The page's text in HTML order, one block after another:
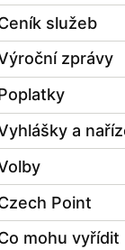
služeb
zprávy
a
Point
mohu vyřídit